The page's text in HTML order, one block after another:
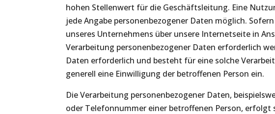
hohen Stellenwert für die Geschäftsleitung. Eine
jede Angabe personenbezogener Daten möglich.
unseres Unternehmens über unsere Internetseite in
Verarbeitung personenbezogener Daten erforderlich
Daten erforderlich und besteht für eine solche
generell eine Einwilligung der betroffenen Person ein.
Die Verarbeitung personenbezogener Daten,
oder Telefonnummer einer betroffenen Person,